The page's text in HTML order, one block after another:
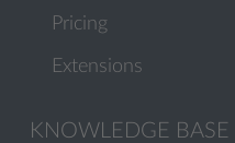
Pricing
Extensions
KNOWLEDGE BASE